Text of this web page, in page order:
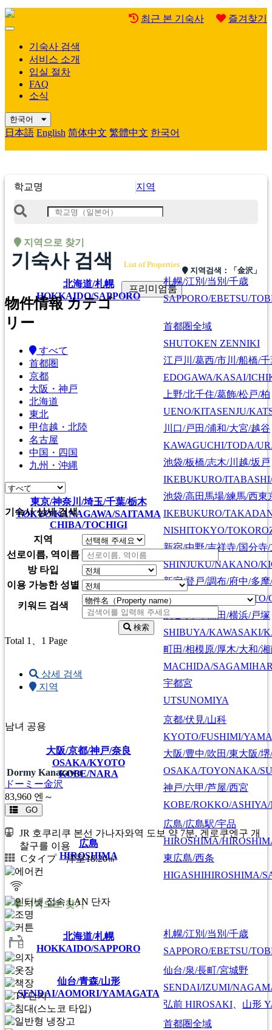
최근 본 기숙사 즐겨찾기
Mobile
기숙사 검색
서비스 소개
입실 절차
FAQ
소식
한국어
日本語 English 简体中文 繁體中文 한국어
학교명 지역
지역으로 찾기
北海道/札幌
HOKKAIDO/SAPPORO
札幌/江別/当別/千歳
SAPPORO/EBETSU/
東京/神奈川/埼玉/千葉/栃木
TOKYO/KANAGAWA/SAITAMA
CHIBA/TOCHIGI
首都圏全域
SHUTOKEN ZENNIKI
江戸川/葛西/市川/船橋/千
EDOGAWA/KASAI/
上野/北千住/葛飾/松戸/柏
UENO/KITASENJU/
川口/戸田/浦和/大宮/越谷
KAWAGUCHI/TODA/
池袋/板橋/志木/川越/坂戸
IKEBUKURO/
池袋/高田馬場/練馬/西東
IKEBUKURO/
NISHITOKYO/
新宿/中野/吉祥寺/国分寺
SHINJUKU/NAKANO/
新宿/登戸/調布/府中/多
SHINJUKU/
渋谷/川崎/蒲田/横浜/戸塚
SHIBUYA/KAWASAKI/
町田/相模原/厚木/大和/湘
MACHIDA/
宇都宮
UTSUNOMIYA
大阪/京都/神戸/奈良
OSAKA/KYOTO
KOBE/NARA
京都/伏見/山科
KYOTO/FUSHIMI/
大阪/豊中/吹田/東大阪/
OSAKA/TOYONAKA/
神戸/六甲/芦屋/西宮
KOBE/ROKKO/
広島
HIROSHIMA
広島/広島駅/宇品
HIROSHIMA/
東広島/西条
HIGASHIHIROSHIMA/
지역으로 찾기
北海道/札幌
HOKKAIDO/SAPPORO
札幌/江別/当別/千歳
SAPPORO/EBETSU/
仙台/青森/山形
SENDAI/AOMORI/YAMAGATA
仙台/泉/長町/宮城野
SENDAI/IZUMI/
弘前 HIROSAKI 山形
首都圏全域
기숙사 검색 List of Properties
지역검색： 「金沢」
프리미엄룸
物件情報 カテゴ
リー
すべて
首都圏
京都
大阪・神戸
北海道
東北
甲信越・北陸
名古屋
中国・四国
九州・沖縄
기숙사 상세 검색
지역
선로이름, 역이름
방 타입
이용 가능한 성별
키워드 검색
検索
Total 1、1 Page
상세 검색
지역
남녀 공용
Dormy Kanazawa
ドーミー金沢
83,960 엔～
GO
JR 호쿠리쿠 본선 가나자와역 도보 약 7분, 겐로쿠엔구 개
찰구를 이용
Cタイプ 洋室18.20㎡